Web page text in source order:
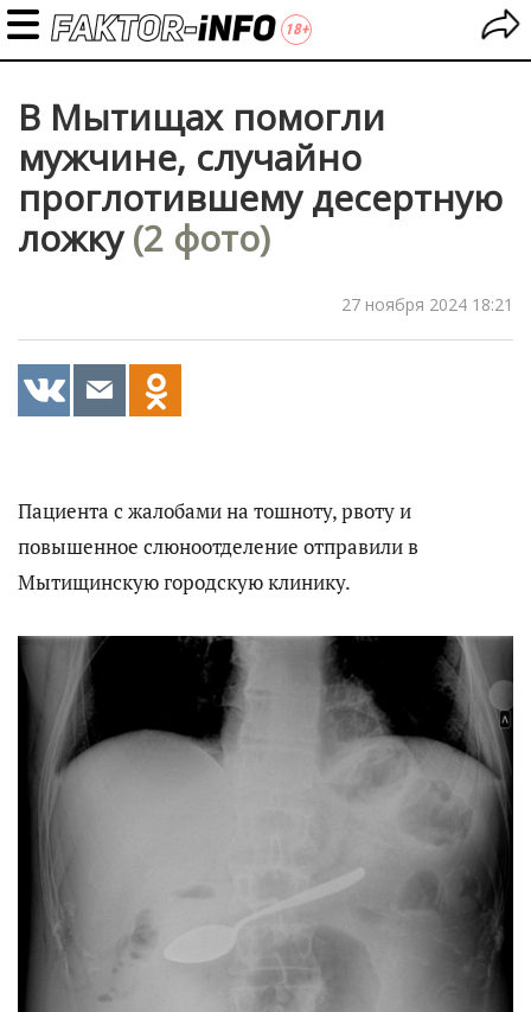
В Мытищах помогли
мужчине, случайно
проглотившему десертную
ложку(2 фото)
27 ноября 2024 18:21
Пациента с жалобами на тошноту, рвоту и
повышенное слюноотделение отправили в
Мытищинскую городскую клинику.